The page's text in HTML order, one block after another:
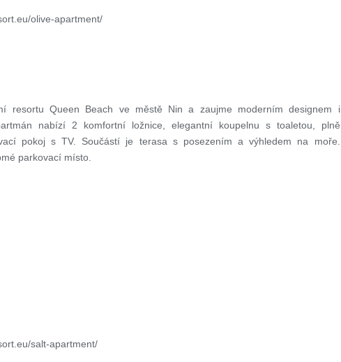
olive-apartment/
resortu Queen Beach ve městě Nin a zaujme moderním designem i
nabízí 2 komfortní ložnice, elegantní koupelnu s toaletou, plně
pokoj s TV. Součástí je terasa s posezením a výhledem na moře.
parkovací místo.
salt-apartment/